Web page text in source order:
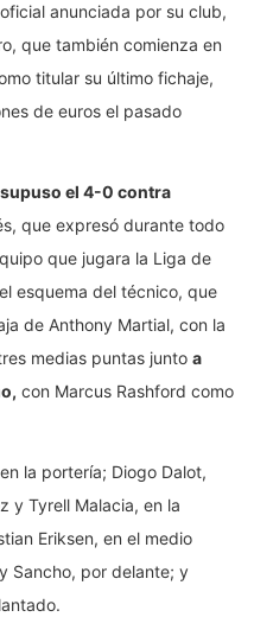
anunciada por su club,
que también comienza en
titular su último fichaje,
de euros el pasado
el 4-0 contra
que expresó durante todo
que jugara la Liga de
esquema del técnico, que
de Anthony Martial, con la
medias puntas junto a
con Marcus Rashford como
en la portería; Diogo Dalot,
y Tyrell Malacia, en la
Eriksen, en el medio
Sancho, por delante; y